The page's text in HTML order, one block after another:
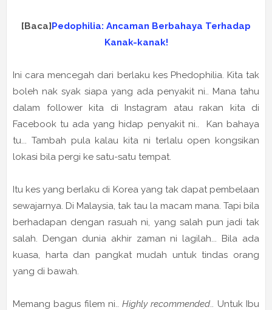
[Baca]Pedophilia: Ancaman Berbahaya Terhadap
Kanak-kanak!
Ini cara mencegah dari berlaku kes Phedophilia. Kita tak
boleh nak syak siapa yang ada penyakit ni.. Mana tahu
dalam follower kita di Instagram atau rakan kita di
Facebook tu ada yang hidap penyakit ni.. Kan bahaya
tu... Tambah pula kalau kita ni terlalu open kongsikan
lokasi bila pergi ke satu-satu tempat.
Itu kes yang berlaku di Korea yang tak dapat pembelaan
sewajarnya. Di Malaysia, tak tau la macam mana. Tapi bila
berhadapan dengan rasuah ni, yang salah pun jadi tak
salah. Dengan dunia akhir zaman ni lagilah... Bila ada
kuasa, harta dan pangkat mudah untuk tindas orang
yang di bawah.
Memang bagus filem ni..Highly recommended .. Untuk Ibu